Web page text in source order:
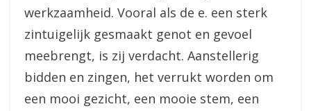
werkzaamheid. Vooral als de e. een sterk
zintuigelijk gesmaakt genot en gevoel
meebrengt, is zij verdacht. Aanstellerig
bidden en zingen, het verrukt worden om
een mooi gezicht, een mooie stem, een